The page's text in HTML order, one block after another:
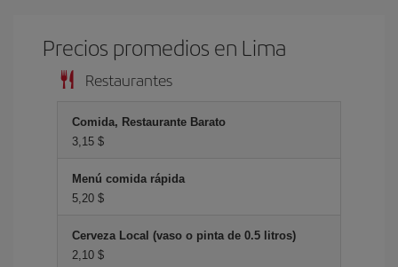
Precios promedios en Lima
Restaurantes
Comida, Restaurante Barato
3,15 $
Menú comida rápida
5,20 $
Cerveza Local (vaso o pinta de 0.5 litros)
2,10 $